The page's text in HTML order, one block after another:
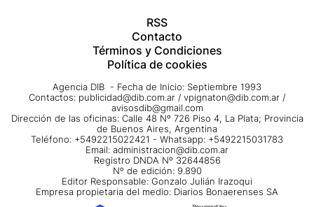
RSS
Contacto
Términos y Condiciones
Política de cookies
Agencia DIB - Fecha de Inicio: Septiembre 1993
Contactos: publicidad@dib.com.ar / vpignaton@dib.com.ar /
avisosdib@gmail.com
Dirección de las oficinas: Calle 48 Nº 726 Piso 4, La Plata; Provincia
de Buenos Aires, Argentina
Teléfono: +5492215022421 - Whatsapp: +5492215031783
Email: administracion@dib.com.ar
Registro DNDA Nº 32644856
Nº de edición: 9.890
Editor Responsable: Gonzalo Julián Irazoqui
Empresa propietaria del medio: Diarios Bonaerenses SA